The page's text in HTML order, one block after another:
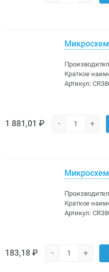
Краткое
Артикул:
1 881,01 ₽ - +
Краткое
Артикул:
183,18 ₽ - +